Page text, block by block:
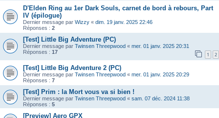
D'Elden Ring au 1er Dark Souls, carnet de bord à rebours, Part
IV (épilogue)
Dernier message par Wizzy « dim. 19 janv. 2025 22:46
Réponses : 2
[Test] Little Big Adventure (PC)
Dernier message par Twinsen Threepwood « mer. 01 janv. 2025 20:31
Réponses : 17 1 2
[Test] Little Big Adventure 2 (PC)
Dernier message par Twinsen Threepwood « mer. 01 janv. 2025 20:29
Réponses : 7
[Test] Prim : la Mort vous va si bien !
Dernier message par Twinsen Threepwood « sam. 07 déc. 2024 11:38
Réponses : 5
[Preview] Aero GPX